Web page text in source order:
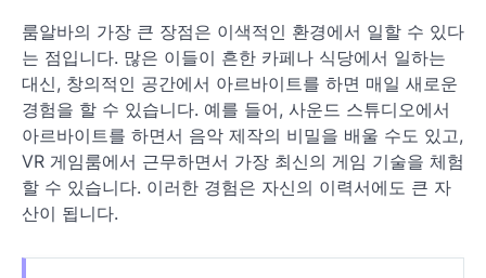
룸알바의 가장 큰 장점은 이색적인 환경에서 일할 수 있다
는 점입니다. 많은 이들이 흔한 카페나 식당에서 일하는
대신, 창의적인 공간에서 아르바이트를 하면 매일 새로운
경험을 할 수 있습니다. 예를 들어, 사운드 스튜디오에서
아르바이트를 하면서 음악 제작의 비밀을 배울 수도 있고,
VR 게임룸에서 근무하면서 가장 최신의 게임 기술을 체험
할 수 있습니다. 이러한 경험은 자신의 이력서에도 큰 자
산이 됩니다.